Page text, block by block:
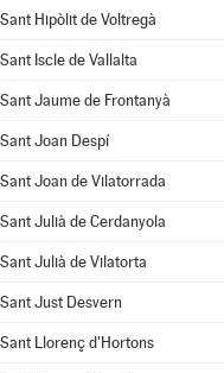
Sant Hipòlit de Voltregà
Sant Iscle de Vallalta
Sant Jaume de Frontanyà
Sant Joan Despí
Sant Joan de Vilatorrada
Sant Julià de Cerdanyola
Sant Julià de Vilatorta
Sant Just Desvern
Sant Llorenç d'Hortons